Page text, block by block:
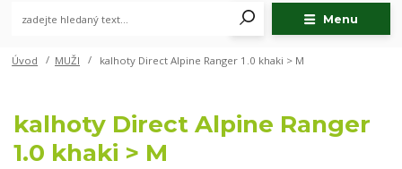
Menu
Úvod MUŽI kalhoty Direct Alpine Ranger 1.0 khaki > M
kalhoty Direct Alpine Ranger
1.0 khaki > M